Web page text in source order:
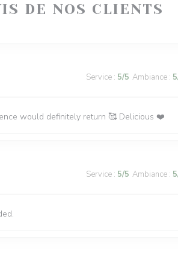
DE NOS CLIENTS
Service : 5/5 Ambiance : 5
would definitely return 🥰 Delicious ❤️
Service : 5/5 Ambiance : 5